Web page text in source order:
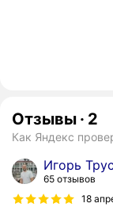
Отзывы · 2
Как Яндекс
Игорь
65 отзывов
18